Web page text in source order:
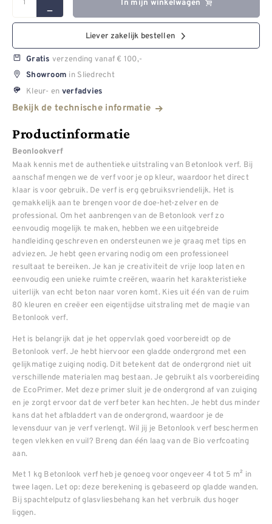
In mijn winkelwagen
Liever zakelijk bestellen
Gratis verzending vanaf € 100,-
Showroom in Sliedrecht
Kleur- en verfadvies
Bekijk de technische informatie
Productinformatie
Beonlookverf
Maak kennis met de authentieke uitstraling van Betonlook verf. Bij
aanschaf mengen we de verf voor je op kleur, waardoor het direct
klaar is voor gebruik. De verf is erg gebruiksvriendelijk. Het is
gemakkelijk aan te brengen voor de doe-het-zelver en de
professional. Om het aanbrengen van de Betonlook verf zo
eenvoudig mogelijk te maken, hebben we een uitgebreide
handleiding geschreven en ondersteunen we je graag met tips en
adviezen. Je hebt geen ervaring nodig om een professioneel
resultaat te bereiken. Je kan je creativiteit de vrije loop laten en
eenvoudig een unieke ruimte creëren, waarin het karakteristieke
uiterlijk van echt beton naar voren komt. Kies uit één van de ruim
80 kleuren en creëer een eigentijdse uitstraling met de magie van
Betonlook verf.
Het is belangrijk dat je het oppervlak goed voorbereidt op de
Betonlook verf. Je hebt hiervoor een gladde ondergrond met een
gelijkmatige zuiging nodig. Dit betekent dat de ondergrond niet uit
verschillende materialen mag bestaan. Je gebruikt als voorbereiding
de EcoPrimer. Met deze primer sluit je de ondergrond af van zuiging
en je zorgt ervoor dat de verf beter kan hechten. Je hebt dus minder
kans dat het afbladdert van de ondergrond, waardoor je de
levensduur van je verf verlengt. Wil jij je Betonlook verf beschermen
tegen vlekken en vuil? Breng dan één laag van de Bio verfcoating
aan.
Met 1 kg Betonlook verf heb je genoeg voor ongeveer 4 tot 5 m² in
twee lagen. Let op: deze berekening is gebaseerd op gladde wanden.
Bij spachtelputz of glasvliesbehang kan het verbruik dus hoger
liggen.